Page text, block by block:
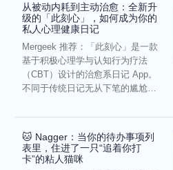
从被动内耗到主动治愈：全新升
级的「此刻心」，如何成为你的
私人心理健康日记
Mergeek 推荐：「此刻心」是一款
基于积极心理学与认知行为疗法
（CBT）设计的治愈系日记 App。
不同于传统日记无从下笔的尴尬，
🐱 Nagger：当你的待办事项列
表里，住进了一只“追着你打
卡”的粘人猫咪